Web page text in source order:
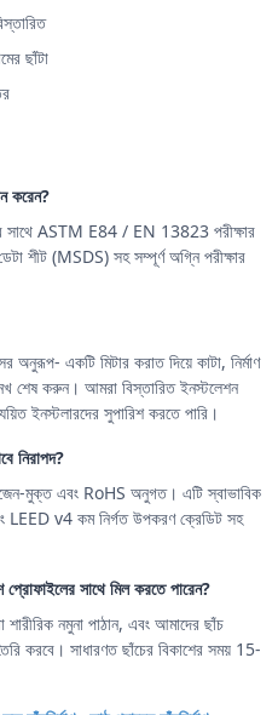
ছাঁটা
করেন?
সাথে ASTM E84 / EN 13823 পরীক্ষার
শীট (MSDS) সহ সম্পূর্ণ অগ্নি পরীক্ষার
অনুরূপ- একটি মিটার করাত দিয়ে কাটা, নির্মাণ
শেষ করুন। আমরা বিস্তারিত ইনস্টলেশন
ইনস্টলারদের সুপারিশ করতে পারি।
নিরাপদ?
মুক্ত এবং RoHS অনুগত। এটি স্বাভাবিক
LEED v4 কম নির্গত উপকরণ ক্রেডিট সহ
প্রোফাইলের সাথে মিল করতে পারেন?
নমুনা পাঠান, এবং আমাদের ছাঁচ
করবে। সাধারণত ছাঁচের বিকাশের সময় 15-